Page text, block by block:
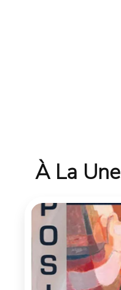
À La Une